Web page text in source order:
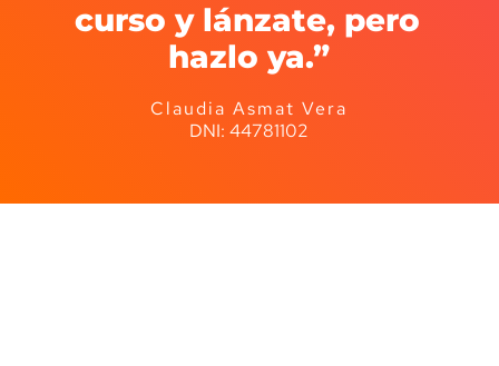
curso y lánzate, pero
hazlo ya.”
Claudia Asmat Vera
DNI: 44781102